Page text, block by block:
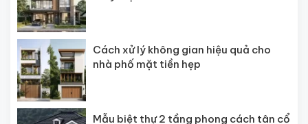
Cách xử lý không gian hiệu quả cho
nhà phố mặt tiền hẹp
Mẫu biệt thự 2 tầng phong cách tân cổ